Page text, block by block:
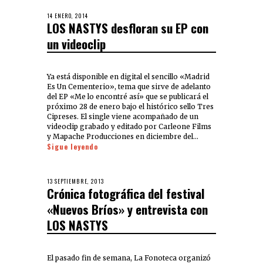
14 ENERO, 2014
LOS NASTYS desfloran su EP con
un videoclip
Ya está disponible en digital el sencillo «Madrid
Es Un Cementerio», tema que sirve de adelanto
del EP «Me lo encontré así» que se publicará el
próximo 28 de enero bajo el histórico sello Tres
Cipreses. El single viene acompañado de un
videoclip grabado y editado por Carleone Films
y Mapache Producciones en diciembre del…
Sigue leyendo
13 SEPTIEMBRE, 2013
Crónica fotográfica del festival
«Nuevos Bríos» y entrevista con
LOS NASTYS
El pasado fin de semana, La Fonoteca organizó